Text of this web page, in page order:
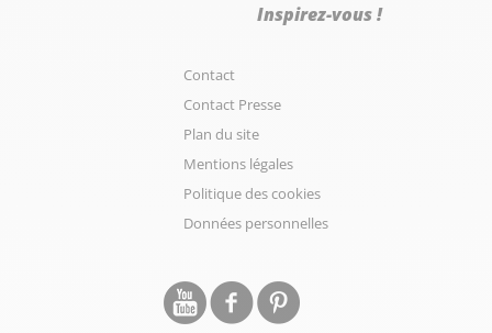
Inspirez-vous !
Contact
Contact Presse
Plan du site
Mentions légales
Politique des cookies
Données personnelles